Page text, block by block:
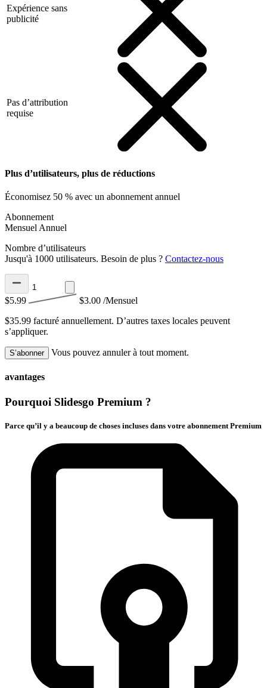
Expérience sans
publicité
Pas d’attribution
requise
Plus d’utilisateurs, plus de réductions
Économisez 50 % avec un abonnement annuel
Abonnement
Mensuel Annuel
Nombre d’utilisateurs
Jusqu'à 1000 utilisateurs. Besoin de plus ? Contactez-nous
$5.99 $3.00 /Mensuel
$35.99 facturé annuellement. D’autres taxes locales peuvent
s’appliquer.
S’abonner Vous pouvez annuler à tout moment.
avantages
Pourquoi Slidesgo Premium ?
Parce qu’il y a beaucoup de choses incluses dans votre abonnement Premium